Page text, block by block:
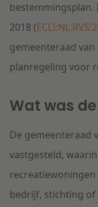
bestemmingsplan.
2018 (
gemeenteraad
planregeling voor
Wat was
De gemeenteraad
vastgesteld,
recreatiewoningen
bedrijf, stichting